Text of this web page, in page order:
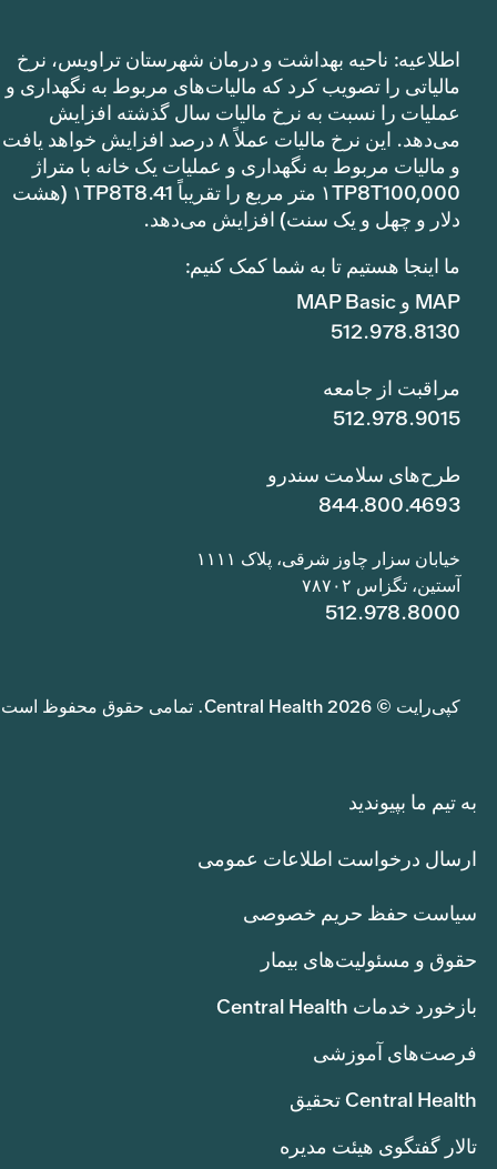
اطلاعیه: ناحیه بهداشت و درمان شهرستان تراویس، نرخ
مالیاتی را تصویب کرد که مالیات‌های مربوط به نگهداری و
عملیات را نسبت به نرخ مالیات سال گذشته افزایش
می‌دهد. این نرخ مالیات عملاً ۸ درصد افزایش خواهد یافت
و مالیات مربوط به نگهداری و عملیات یک خانه با متراژ
۱TP8T100,000 متر مربع را تقریباً ۱TP8T8.41 (هشت
دلار و چهل و یک سنت) افزایش می‌دهد.
ما اینجا هستیم تا به شما کمک کنیم:
MAP و MAP Basic
512.978.8130
مراقبت از جامعه
512.978.9015
طرح‌های سلامت سندرو
844.800.4693
خیابان سزار چاوز شرقی، پلاک ۱۱۱۱
آستین، تگزاس ۷۸۷۰۲
512.978.8000
کپی‌رایت © 2026 Central Health. تمامی حقوق محفوظ است.
به تیم ما بپیوندید
ارسال درخواست اطلاعات عمومی
سیاست حفظ حریم خصوصی
حقوق و مسئولیت‌های بیمار
بازخورد خدمات Central Health
فرصت‌های آموزشی
Central Health تحقیق
تالار گفتگوی هیئت مدیره